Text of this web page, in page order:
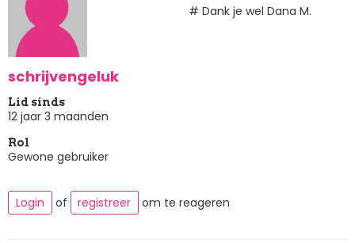
schrijvengeluk
Lid sinds
12 jaar 3 maanden
Rol
Gewone gebruiker
# Dank je wel Dana M.
Login of registreer om te reageren